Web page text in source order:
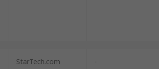
StarTech.com -